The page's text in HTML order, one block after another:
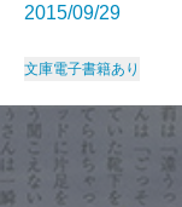
2015/09/29
文庫電子書籍あり